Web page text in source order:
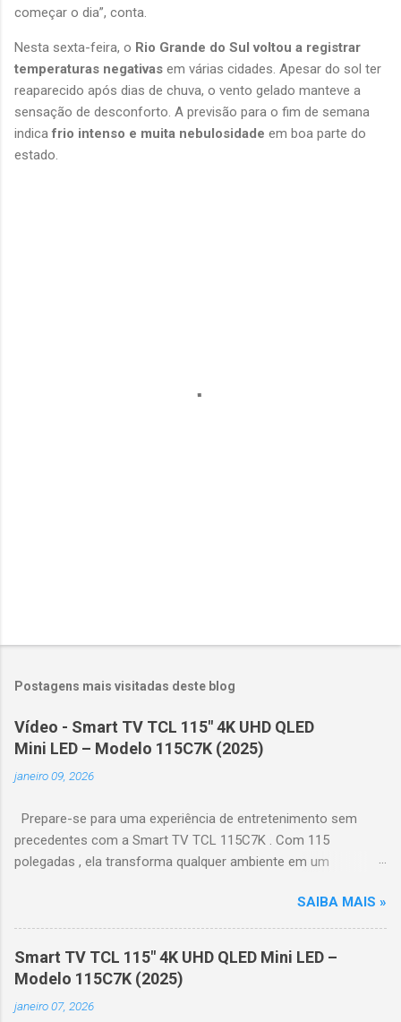
começar o dia”, conta.
Nesta sexta-feira, o Rio Grande do Sul voltou a registrar
temperaturas negativas em várias cidades. Apesar do sol ter
reaparecido após dias de chuva, o vento gelado manteve a
sensação de desconforto. A previsão para o fim de semana
indica frio intenso e muita nebulosidade em boa parte do
estado.
Postagens mais visitadas deste blog
Vídeo - Smart TV TCL 115" 4K UHD QLED
Mini LED – Modelo 115C7K (2025)
janeiro 09, 2026
Prepare-se para uma experiência de entretenimento sem
precedentes com a Smart TV TCL 115C7K . Com 115
polegadas , ela transforma qualquer ambiente em um
e realistas. 🌟 Destaques do produto Tela QLED Mini LED 115” :
controle de iluminação preciso, brilho intenso e cores
vibrantes. Resolução 4K UHD : detalhes impressionantes e
contraste profundo em cada cena. Processador AiPQ :
desempenho otimizado para imagens e movimentos fluidos.
Taxa de atualização nativa de 144Hz (até 240Hz com DLG) :
SAIBA MAIS »
Smart TV TCL 115" 4K UHD QLED Mini LED –
Modelo 115C7K (2025)
janeiro 07, 2026